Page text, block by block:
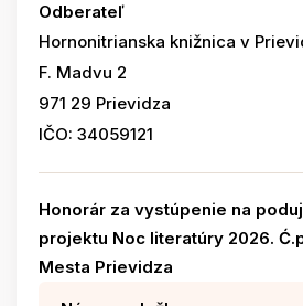
Odberateľ
Hornonitrianska knižnica v
F. Madvu 2
971 29 Prievidza
IČO: 34059121
Honorár za vystúpenie na
projektu Noc literatúry 2026.
Mesta Prievidza